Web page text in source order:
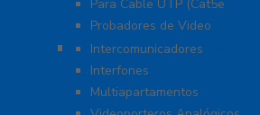
Para Cable UTP (Cat5e
Probadores de Video
Video Porteros E Interfonos
Intercomunicadores
Interfones
Multiapartamentos